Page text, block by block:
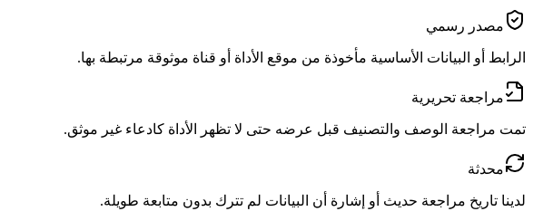
مصدر رسمي
الرابط أو البيانات الأساسية مأخوذة من موقع الأداة أو قناة موثوقة مرتبطة بها.
مراجعة تحريرية
تمت مراجعة الوصف والتصنيف قبل عرضه حتى لا تظهر الأداة كادعاء غير موثق.
محدثة
لدينا تاريخ مراجعة حديث أو إشارة أن البيانات لم تترك بدون متابعة طويلة.